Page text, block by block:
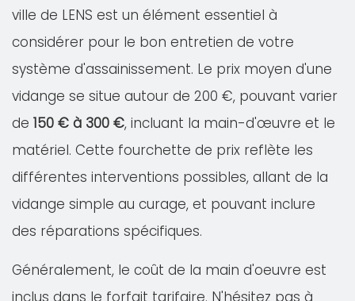
ville de LENS est un élément essentiel à
considérer pour le bon entretien de votre
système d'assainissement. Le prix moyen d'une
vidange se situe autour de 200 €, pouvant varier
de 150 € à 300 €, incluant la main-d'œuvre et le
matériel. Cette fourchette de prix reflète les
différentes interventions possibles, allant de la
vidange simple au curage, et pouvant inclure
des réparations spécifiques.
Généralement, le coût de la main d'oeuvre est
inclus dans le forfait tarifaire. N'hésitez pas à